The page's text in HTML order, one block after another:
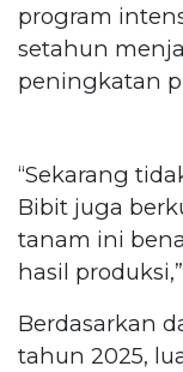
program
setahun
peningkatan
“Sekarang
Bibit juga
tanam ini
hasil
Berdasarkan
tahun 2025,